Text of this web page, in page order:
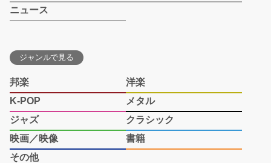
ニュース
ジャンルで見る
邦楽
洋楽
K-POP
メタル
ジャズ
クラシック
映画／映像
書籍
その他